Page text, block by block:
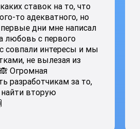
ставок на то, что
то адекватного, но
дни мне написал
любовь с первого
совпали интересы и мы
не вылезая из
Огромная
разработчикам за то,
найти вторую